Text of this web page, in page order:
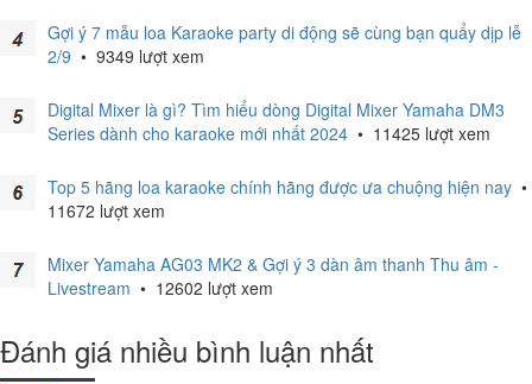
Gợi ý 7 mẫu loa Karaoke party di động sẽ cùng bạn quẩy dịp lễ
2/9 • 9349 lượt xem
Digital Mixer là gì? Tìm hiểu dòng Digital Mixer Yamaha DM3
Series dành cho karaoke mới nhất 2024 • 11425 lượt xem
Top 5 hãng loa karaoke chính hãng được ưa chuộng hiện nay •
11672 lượt xem
Mixer Yamaha AG03 MK2 & Gợi ý 3 dàn âm thanh Thu âm -
Livestream • 12602 lượt xem
Đánh giá nhiều bình luận nhất